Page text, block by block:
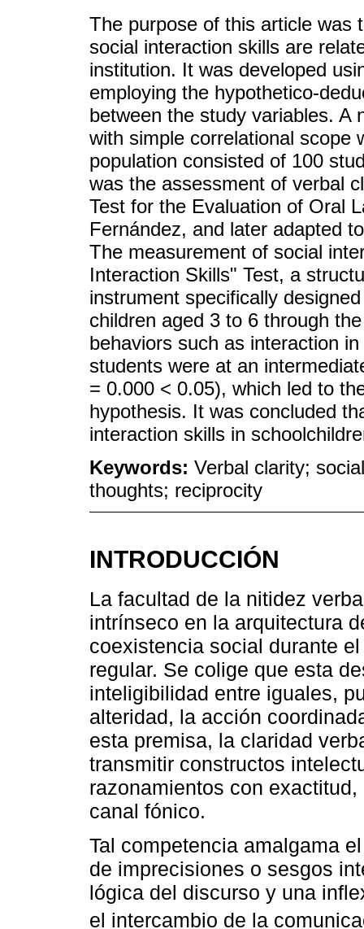
The purpose of this article was
social interaction skills are
institution. It was developed
employing the hypothetico-
between the study variables. A
with simple correlational scope
population consisted of 100
was the assessment of verbal
Test for the Evaluation of Oral
Fernández, and later adapted
The measurement of social
Interaction Skills" Test, a
instrument specifically
children aged 3 to 6 through
behaviors such as interaction
students were at an
= 0.000 < 0.05), which led to
hypothesis. It was concluded
interaction skills in
Keywords: Verbal clarity;
thoughts; reciprocity
INTRODUCCIÓN
La facultad de la nitidez
intrínseco en la arquitectura
coexistencia social durante
regular. Se colige que esta
inteligibilidad entre iguales,
alteridad, la acción
esta premisa, la claridad
transmitir constructos
razonamientos con
canal fónico.
Tal competencia amalgama
de imprecisiones o sesgos
lógica del discurso y una
el intercambio de la